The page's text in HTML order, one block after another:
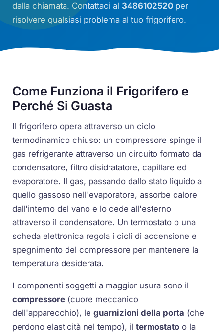
dalla chiamata. Contattaci al 3486102520 per
risolvere qualsiasi problema al tuo frigorifero.
Come Funziona il Frigorifero e
Perché Si Guasta
Il frigorifero opera attraverso un ciclo
termodinamico chiuso: un compressore spinge il
gas refrigerante attraverso un circuito formato da
condensatore, filtro disidratatore, capillare ed
evaporatore. Il gas, passando dallo stato liquido a
quello gassoso nell'evaporatore, assorbe calore
dall'interno del vano e lo cede all'esterno
attraverso il condensatore. Un termostato o una
scheda elettronica regola i cicli di accensione e
spegnimento del compressore per mantenere la
temperatura desiderata.
I componenti soggetti a maggior usura sono il
compressore (cuore meccanico
dell'apparecchio), leguarnizioni della porta (che
perdono elasticità nel tempo), iltermostato o la